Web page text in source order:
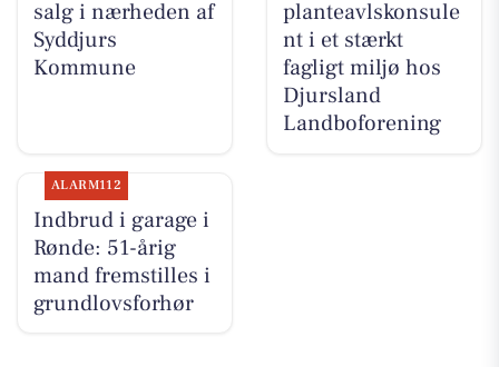
salg i nærheden af
Syddjurs
Kommune
planteavlskonsule
nt i et stærkt
fagligt miljø hos
Djursland
Landboforening
ALARM112
Indbrud i garage i
Rønde: 51-årig
mand fremstilles i
grundlovsforhør